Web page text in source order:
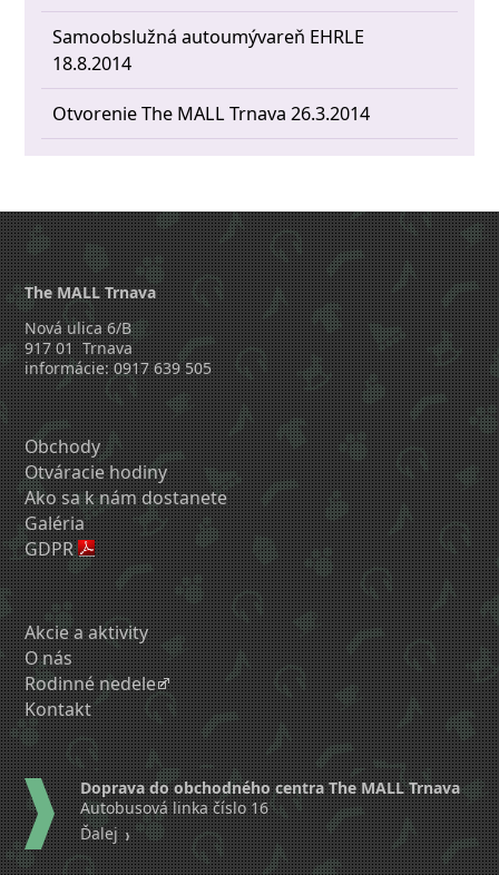
Samoobslužná autoumývareň EHRLE
18.8.2014
Otvorenie The MALL Trnava 26.3.2014
The MALL Trnava
Nová ulica 6/B
917 01 Trnava
informácie: 0917 639 505
Obchody
Otváracie hodiny
Ako sa k nám dostanete
Galéria
GDPR
Akcie a aktivity
O nás
Rodinné nedele
Kontakt
Doprava do obchodného centra The MALL Trnava
Autobusová linka číslo 16
Ďalej